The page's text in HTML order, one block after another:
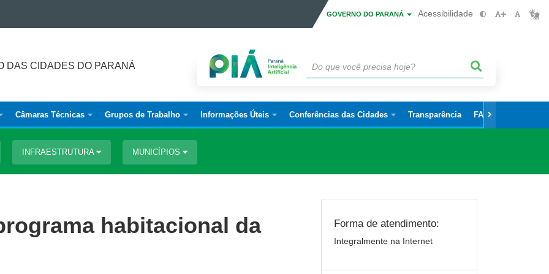
GOVERNO DO PARANÁ Acessibilidade
DAS CIDADES DO PARANÁ
Câmaras Técnicas Grupos de Trabalho Informações Úteis Conferências das Cidades Transparência FAQ
INFRAESTRUTURA MUNICÍPIOS
habitacional da
Forma de atendimento:
Integralmente na Internet